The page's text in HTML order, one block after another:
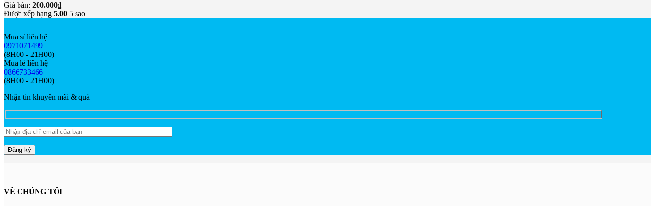
Giá bán: 200.000₫
Được xếp hạng 5.00 5 sao
Mua sỉ liên hệ
0971071499
(8H00 - 21H00)
Mua lẻ liên hệ
0866733466
(8H00 - 21H00)
Nhận tin khuyến mãi & quà
VỀ CHÚNG TÔI